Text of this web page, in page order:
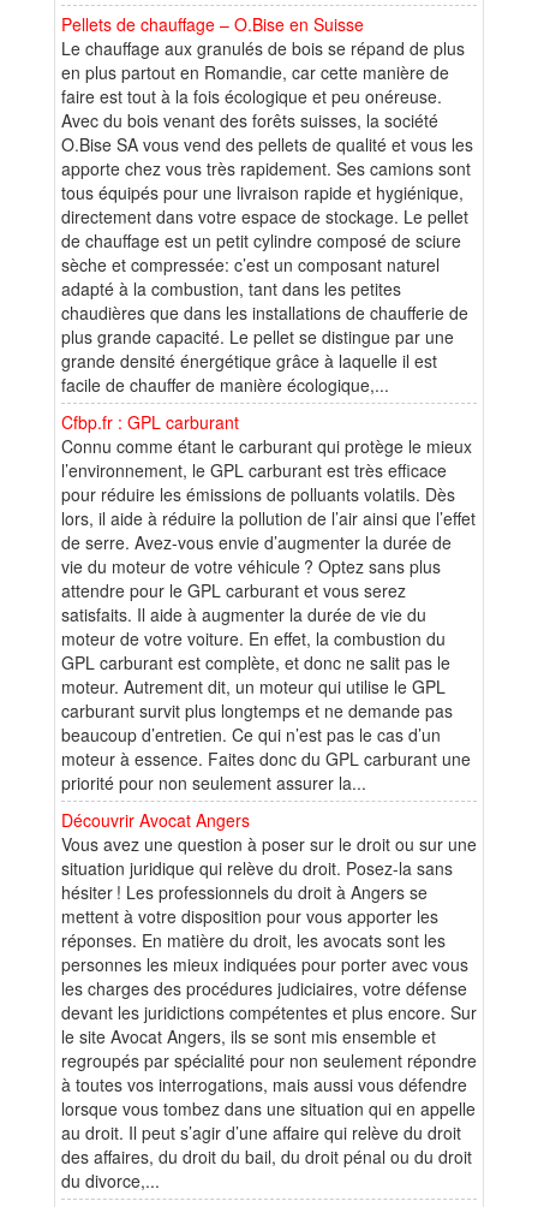
Pellets de chauffage – O.Bise en Suisse
Le chauffage aux granulés de bois se répand de plus
en plus partout en Romandie, car cette manière de
faire est tout à la fois écologique et peu onéreuse.
Avec du bois venant des forêts suisses, la société
O.Bise SA vous vend des pellets de qualité et vous les
apporte chez vous très rapidement. Ses camions sont
tous équipés pour une livraison rapide et hygiénique,
directement dans votre espace de stockage. Le pellet
de chauffage est un petit cylindre composé de sciure
sèche et compressée: c’est un composant naturel
adapté à la combustion, tant dans les petites
chaudières que dans les installations de chaufferie de
plus grande capacité. Le pellet se distingue par une
grande densité énergétique grâce à laquelle il est
facile de chauffer de manière écologique,...
Cfbp.fr : GPL carburant
Connu comme étant le carburant qui protège le mieux
l’environnement, le GPL carburant est très efficace
pour réduire les émissions de polluants volatils. Dès
lors, il aide à réduire la pollution de l’air ainsi que l’effet
de serre. Avez-vous envie d’augmenter la durée de
vie du moteur de votre véhicule ? Optez sans plus
attendre pour le GPL carburant et vous serez
satisfaits. Il aide à augmenter la durée de vie du
moteur de votre voiture. En effet, la combustion du
GPL carburant est complète, et donc ne salit pas le
moteur. Autrement dit, un moteur qui utilise le GPL
carburant survit plus longtemps et ne demande pas
beaucoup d’entretien. Ce qui n’est pas le cas d’un
moteur à essence. Faites donc du GPL carburant une
priorité pour non seulement assurer la...
Découvrir Avocat Angers
Vous avez une question à poser sur le droit ou sur une
situation juridique qui relève du droit. Posez-la sans
hésiter ! Les professionnels du droit à Angers se
mettent à votre disposition pour vous apporter les
réponses. En matière du droit, les avocats sont les
personnes les mieux indiquées pour porter avec vous
les charges des procédures judiciaires, votre défense
devant les juridictions compétentes et plus encore. Sur
le site Avocat Angers, ils se sont mis ensemble et
regroupés par spécialité pour non seulement répondre
à toutes vos interrogations, mais aussi vous défendre
lorsque vous tombez dans une situation qui en appelle
au droit. Il peut s’agir d’une affaire qui relève du droit
des affaires, du droit du bail, du droit pénal ou du droit
du divorce,...